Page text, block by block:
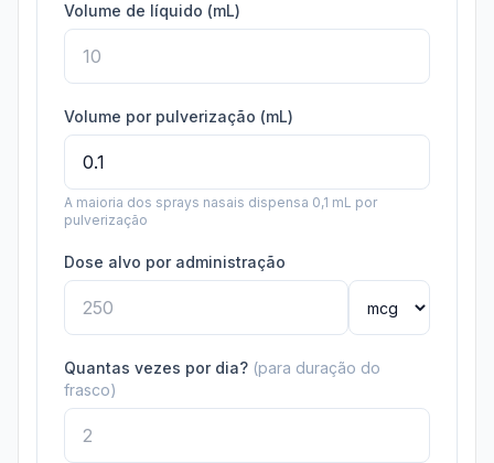
Volume de líquido (mL)
Volume por pulverização (mL)
A maioria dos sprays nasais dispensa 0,1 mL por
pulverização
Dose alvo por administração
Quantas vezes por dia? (para duração do
frasco)